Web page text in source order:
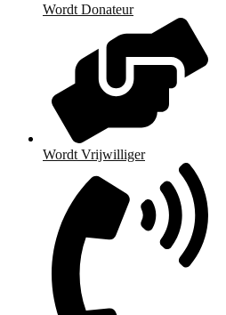
Wordt Donateur
Wordt Vrijwilliger